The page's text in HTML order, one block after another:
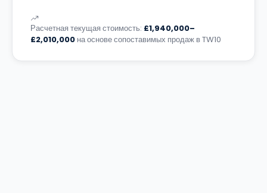
Расчетная текущая стоимость: £1,940,000–
£2,010,000 на основе сопоставимых продаж в TW10